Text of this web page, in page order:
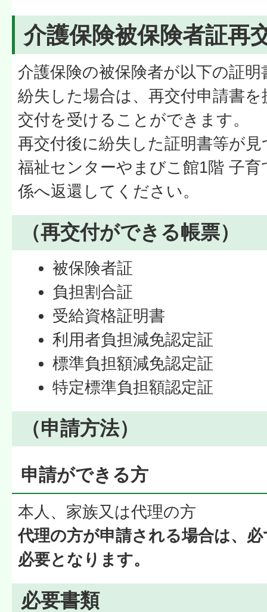
介護保険被保険者証再
介護保険の被保険者が以下の証
紛失した場合は、再交付申請書
交付を受けることができます。
再交付後に紛失した証明書等が
福祉センターやまびこ館1階 子
係へ返還してください。
（再交付ができる帳票）
被保険者証
負担割合証
受給資格証明書
利用者負担減免認定証
標準負担額減免認定証
特定標準負担額認定証
（申請方法）
申請ができる方
本人、家族又は代理の方
代理の方が申請される場合は、
必要となります。
必要書類